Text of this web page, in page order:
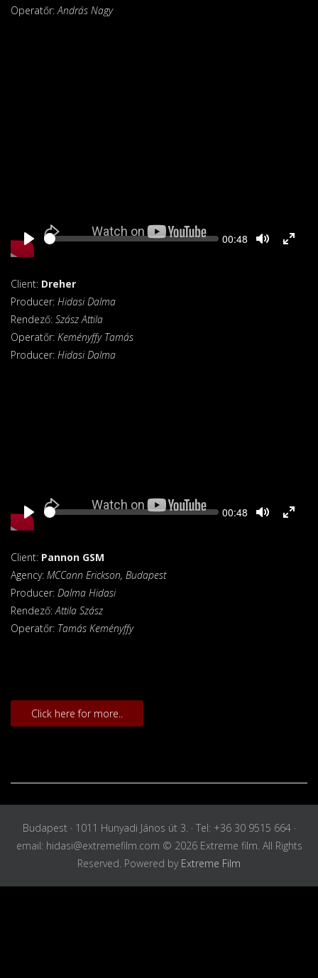
Operatőr:András Nagy
Seek Current
00:48
Client: Dreher
Producer: Hidasi Dalma
Rendező: Szász Attila
Operatőr: Keményffy Tamás
Producer: Hidasi Dalma
Seek Current
00:48
Client: Pannon GSM
Agency: MCCann Erickson, Budapest
Producer: Dalma Hidasi
Rendező:Attila Szász
Operatőr: Tamás Keményffy
Click here for more..
Budapest · 1011 Hunyadi János út 3. · Tel: +36 30 9515 664 ·
email: hidasi@extremefilm.com © 2026 Extreme film. All Rights
Reserved. Powered by Extreme Film